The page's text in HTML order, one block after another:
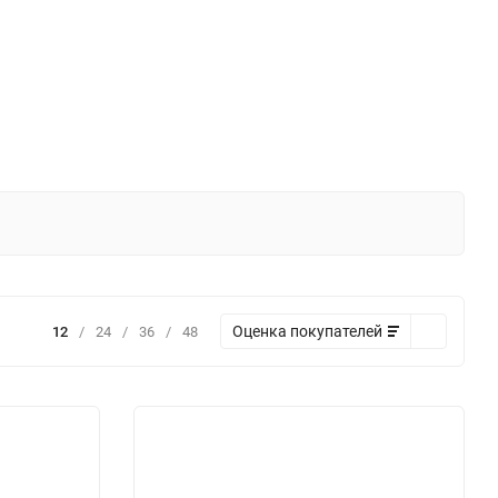
12 / 24 / 36 / 48 Оценка покупателей